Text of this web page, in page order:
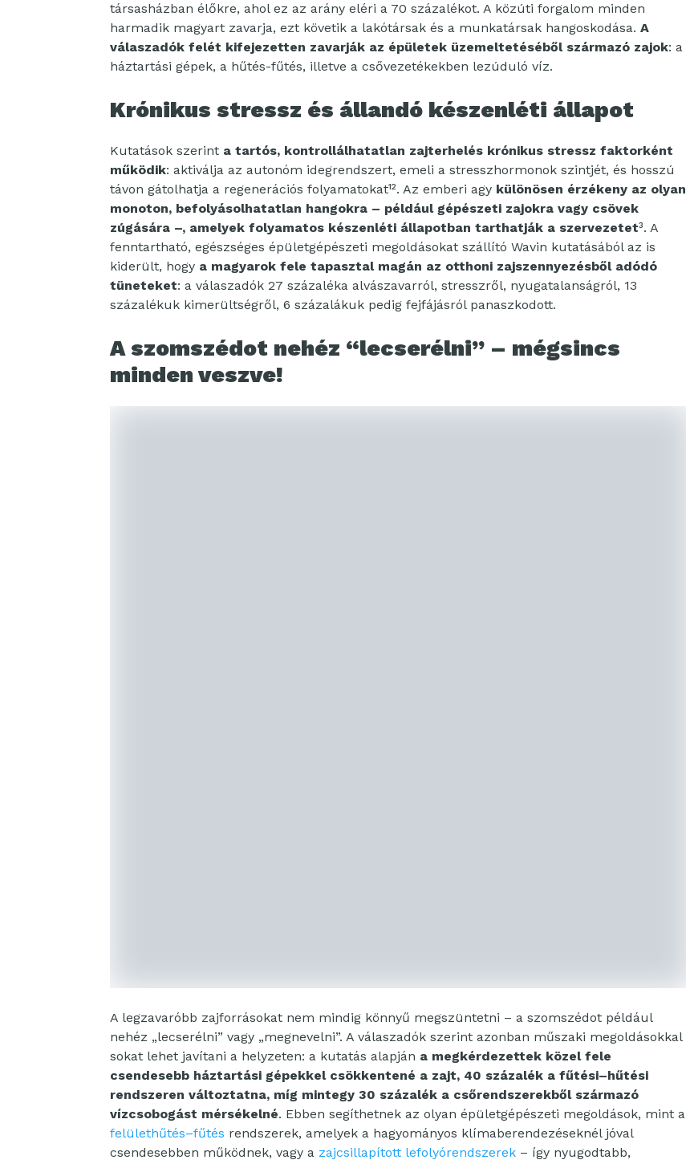
társasházban élőkre, ahol ez az arány eléri a 70 százalékot. A közúti forgalom minden
harmadik magyart zavarja, ezt követik a lakótársak és a munkatársak hangoskodása. A
válaszadók felét kifejezetten zavarják az épületek üzemeltetéséből származó zajok: a
háztartási gépek, a hűtés-fűtés, illetve a csővezetékekben lezúduló víz.
Krónikus stressz és állandó készenléti állapot
Kutatások szerint a tartós, kontrollálhatatlan zajterhelés krónikus stressz faktorként
működik: aktiválja az autonóm idegrendszert, emeli a stresszhormonok szintjét, és hosszú
távon gátolhatja a regenerációs folyamatokat¹². Az emberi agy különösen érzékeny az olyan
monoton, befolyásolhatatlan hangokra – például gépészeti zajokra vagy csövek
zúgására –, amelyek folyamatos készenléti állapotban tarthatják a szervezetet³. A
fenntartható, egészséges épületgépészeti megoldásokat szállító Wavin kutatásából az is
kiderült, hogy a magyarok fele tapasztal magán az otthoni zajszennyezésből adódó
tüneteket: a válaszadók 27 százaléka alvászavarról, stresszről, nyugatalanságról, 13
százalékuk kimerültségről, 6 százalákuk pedig fejfájásról panaszkodott.
A szomszédot nehéz “lecserélni” – mégsincs
minden veszve!
A legzavaróbb zajforrásokat nem mindig könnyű megszüntetni – a szomszédot például
nehéz „lecserélni” vagy „megnevelni”. A válaszadók szerint azonban műszaki megoldásokkal
sokat lehet javítani a helyzeten: a kutatás alapján a megkérdezettek közel fele
csendesebb háztartási gépekkel csökkentené a zajt, 40 százalék a fűtési–hűtési
rendszeren változtatna, míg mintegy 30 százalék a csőrendszerekből származó
vízcsobogást mérsékelné. Ebben segíthetnek az olyan épületgépészeti megoldások, mint a
felülethűtés–fűtés rendszerek, amelyek a hagyományos klímaberendezéseknél jóval
csendesebben működnek, vagy a zajcsillapított lefolyórendszerek – így nyugodtabb,